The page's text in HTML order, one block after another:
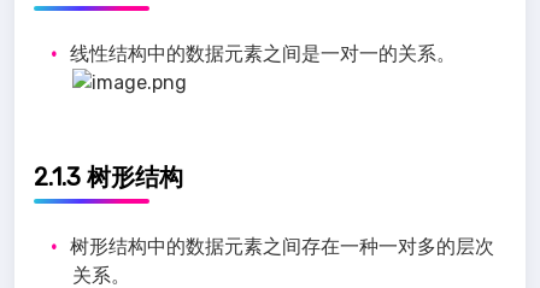
线性结构中的数据元素之间是一对一的关系。
2.1.3 树形结构
树形结构中的数据元素之间存在一种一对多的层次
关系。